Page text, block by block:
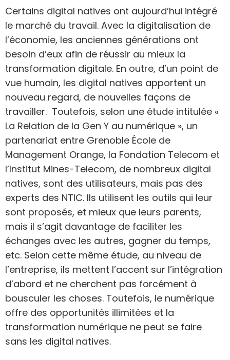
Certains digital natives ont aujourd’hui intégré
le marché du travail. Avec la digitalisation de
l’économie, les anciennes générations ont
besoin d’eux afin de réussir au mieux la
transformation digitale. En outre, d’un point de
vue humain, les digital natives apportent un
nouveau regard, de nouvelles façons de
travailler. Toutefois, selon une étude intitulée «
La Relation de la Gen Y au numérique », un
partenariat entre Grenoble École de
Management Orange, la Fondation Telecom et
l’Institut Mines-Telecom, de nombreux digital
natives, sont des utilisateurs, mais pas des
experts des NTIC. Ils utilisent les outils qui leur
sont proposés, et mieux que leurs parents,
mais il s’agit davantage de faciliter les
échanges avec les autres, gagner du temps,
etc. Selon cette même étude, au niveau de
l’entreprise, ils mettent l’accent sur l’intégration
d’abord et ne cherchent pas forcément à
bousculer les choses. Toutefois, le numérique
offre des opportunités illimitées et la
transformation numérique ne peut se faire
sans les digital natives.